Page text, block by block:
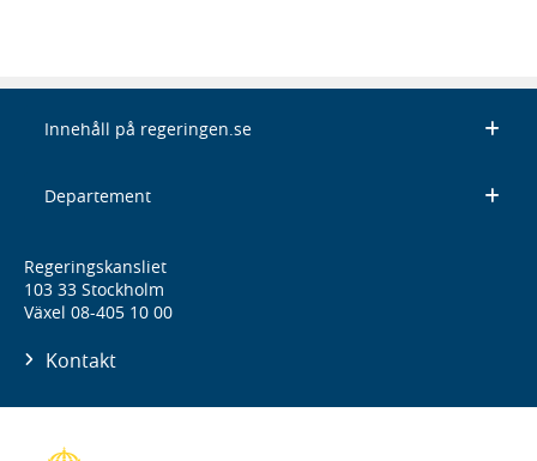
Innehåll på regeringen.se
Departement
Regeringskansliet
103 33 Stockholm
Växel 08-405 10 00
Kontakt